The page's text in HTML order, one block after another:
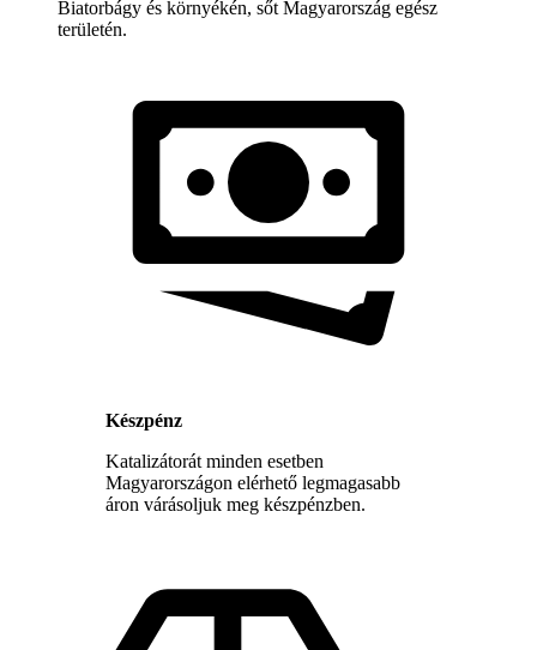
Biatorbágy és környékén, sőt Magyarország egész
területén.
Készpénz
Katalizátorát minden esetben
Magyarországon elérhető legmagasabb
áron várásoljuk meg készpénzben.